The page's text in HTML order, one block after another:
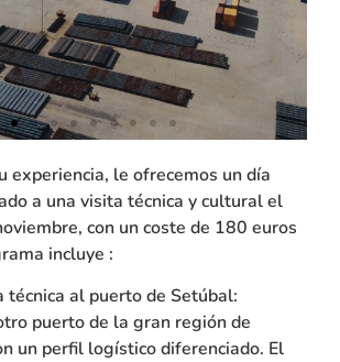
experiencia, le ofrecemos un día
a una visita técnica y cultural el
con un coste de 180 euros
incluye :
técnica al puerto de Setúbal:
puerto de la gran región de
un perfil logístico diferenciado. El